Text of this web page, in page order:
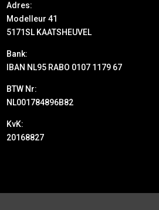
Adres:
Modelleur 41
5171SL KAATSHEUVEL
Bank:
IBAN NL95 RABO 0107 1179 67
BTW Nr:
NL001784896B82
KvK:
20168827